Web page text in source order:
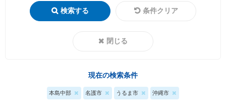
検索する 条件クリア
閉じる
現在の検索条件
本島中部 名護市 うるま市 沖縄市